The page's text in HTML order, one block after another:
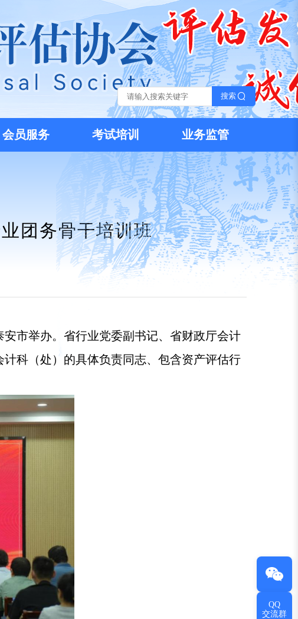
搜索
会员服务 考试培训 业务监管
团务骨干培训班
市举办。省行业党委副书记、省财政厅会计
科（处）的具体负责同志、包含资产评估行
QQ
交流群